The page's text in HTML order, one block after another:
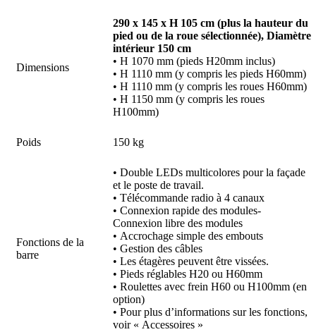
Dimensions
290 x 145 x H 105 cm (plus la hauteur du
pied ou de la roue sélectionnée), Diamètre
intérieur 150 cm
• H 1070 mm (pieds H20mm inclus)
• H 1110 mm (y compris les pieds H60mm)
• H 1110 mm (y compris les roues H60mm)
• H 1150 mm (y compris les roues
H100mm)
Poids 150 kg
Fonctions de la
barre
• Double LEDs multicolores pour la façade
et le poste de travail.
• Télécommande radio à 4 canaux
• Connexion rapide des modules-
Connexion libre des modules
• Accrochage simple des embouts
• Gestion des câbles
• Les étagères peuvent être vissées.
• Pieds réglables H20 ou H60mm
• Roulettes avec frein H60 ou H100mm (en
option)
• Pour plus d’informations sur les fonctions,
voir « Accessoires »